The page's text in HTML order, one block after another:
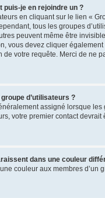
puis-je en rejoindre un ?
en cliquant sur le lien «
tous les groupes
peuvent même être
vous devez cliquer
votre requête. Merci de ne
d’utilisateurs ?
assigné lorsque
votre premier contact
dans une couleur
couleur aux membres d’un